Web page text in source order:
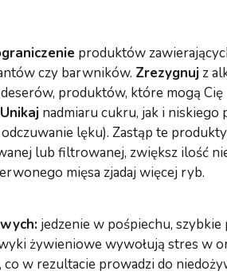
produktów
czy barwników. Zrezygnuj z
produktów, które mogą
Unikaj nadmiaru cukru, jak i niskiego
lęku). Zastąp te
lub filtrowanej, zwiększ ilość
mięsa zjadaj więcej ryb.
jedzenie w pośpiechu, szybkie
żywieniowe wywołują stres w
w rezultacie prowadzi do